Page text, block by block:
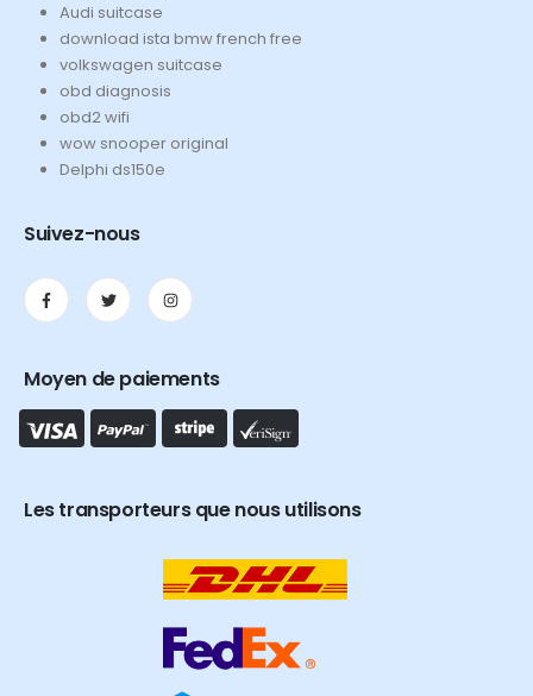
Audi suitcase
download ista bmw french free
volkswagen suitcase
obd diagnosis
obd2 wifi
wow snooper original
Delphi ds150e
Suivez-nous
Moyen de paiements
Les transporteurs que nous utilisons